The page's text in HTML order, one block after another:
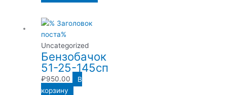
Uncategorized
Бензобачок
51-25-145сп
₽950.00
В
корзину